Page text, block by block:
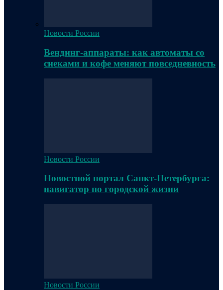
Новости России
Вендинг-аппараты: как автоматы со
снеками и кофе меняют повседневность
Новости России
Новостной портал Санкт-Петербурга:
навигатор по городской жизни
Новости России